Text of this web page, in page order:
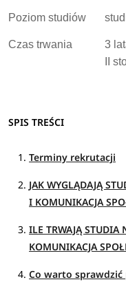
Poziom studiów
Czas trwania
3
II
SPIS TREŚCI
Terminy rekrutacji
JAK WYGLĄDAJĄ
I KOMUNIKACJA
ILE TRWAJĄ
KOMUNIKACJA
Co warto